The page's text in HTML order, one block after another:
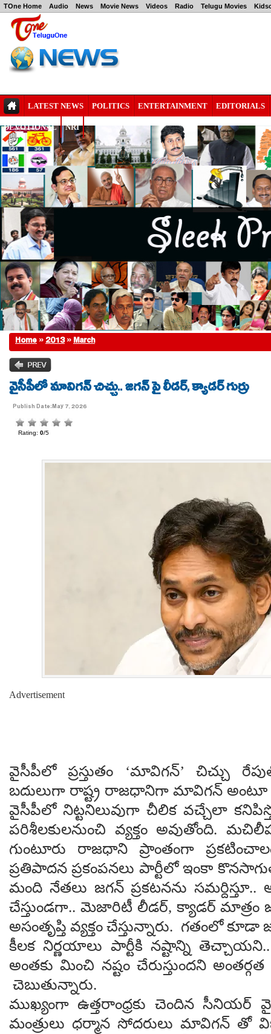
TOne Home Audio News Movie News Videos Radio Telugu Movies
LATEST NEWS POLITICS ENTERTAINMENT EDITORIALS
DEVOTIONAL NRI
Home»2013»March
వైసీపీలో మావిగన్ చిచ్చు.. జగన్ పై లీడర్, క్యాడర్ గుర్రు
Publish Date:May 7, 2026
Advertisement
వైసీపీలో ప్రస్తుతం ‘మావిగన్’ చిచ్చు
బదులుగా రాష్ట్ర రాజధానిగా మావిగన్ అంటూ
వైసీపీలో నిట్టనిలువుగా చీలిక వచ్చేలా
పరిశీలకులనుంచి వ్యక్తం అవుతోంది.
గుంటూరు రాజధాని ప్రాంతంగా
ప్రతిపాదన ప్రకంపనలు పార్టీలో ఇంకా
మంది నేతలు జగన్ ప్రకటనను సమర్దిస్తూ..
చేస్తుండగా.. మెజారిటీ లీడర్, క్యాడర్ మాత్రం
అసంతృప్తి వ్యక్తం చేస్తున్నారు. గతంలో కూడా
కీలక నిర్ణయాలు పార్టీకి నష్టాన్ని
అంతకు మించి నష్టం చేరుస్తుందని
చెబుతున్నారు.
ముఖ్యంగా ఉత్తరాంధ్రకు చెందిన
మంత్రులు ధర్మాన సోదరులు మావిగన్ తో